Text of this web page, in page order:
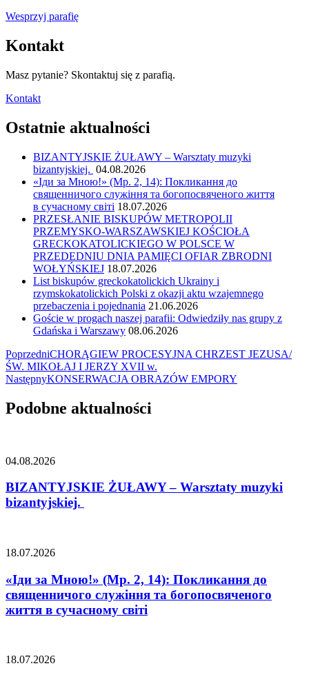
Wesprzyj parafię
Kontakt
Masz pytanie? Skontaktuj się z parafią.
Kontakt
Ostatnie aktualności
BIZANTYJSKIE ŻUŁAWY – Warsztaty muzyki
bizantyjskiej. 04.08.2026
«Іди за Мною!» (Мр. 2, 14): Покликання до
священничого служіння та богопосвяченого життя
в сучасному світі 18.07.2026
PRZESŁANIE BISKUPÓW METROPOLII
PRZEMYSKO-WARSZAWSKIEJ KOŚCIOŁA
GRECKOKATOLICKIEGO W POLSCE W
PRZEDEDNIU DNIA PAMIĘCI OFIAR ZBRODNI
WOŁYŃSKIEJ 18.07.2026
List biskupów greckokatolickich Ukrainy i
rzymskokatolickich Polski z okazji aktu wzajemnego
przebaczenia i pojednania 21.06.2026
Goście w progach naszej parafii: Odwiedziły nas grupy z
Gdańska i Warszawy 08.06.2026
Nawigacja
wpisu
PoprzedniCHORĄGIEW PROCESYJNA CHRZEST JEZUSA/
ŚW. MIKOŁAJ I JERZY XVII w.
NastępnyKONSERWACJA OBRAZÓW EMPORY
Podobne aktualności
04.08.2026
BIZANTYJSKIE ŻUŁAWY – Warsztaty muzyki
bizantyjskiej.
18.07.2026
«Іди за Мною!» (Мр. 2, 14): Покликання до
священничого служіння та богопосвяченого
життя в сучасному світі
18.07.2026